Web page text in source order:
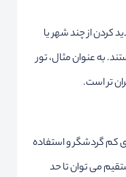
کردن از چند شهر یا
به عنوان مثال، تور
تر است.
کم گردشگر و استفاده
می توان تا حد